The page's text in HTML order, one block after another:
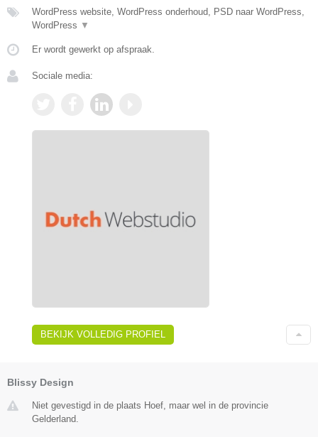
WordPress website, WordPress onderhoud, PSD naar WordPress,
WordPress ▼
Er wordt gewerkt op afspraak.
Sociale media:
BEKIJK VOLLEDIG PROFIEL
Blissy Design
Niet gevestigd in de plaats Hoef, maar wel in de provincie
Gelderland.